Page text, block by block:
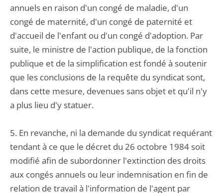
annuels en raison d'un congé de maladie, d'un
congé de maternité, d'un congé de paternité et
d'accueil de l'enfant ou d'un congé d'adoption. Par
suite, le ministre de l'action publique, de la fonction
publique et de la simplification est fondé à soutenir
que les conclusions de la requête du syndicat sont,
dans cette mesure, devenues sans objet et qu'il n'y
a plus lieu d'y statuer.
5. En revanche, ni la demande du syndicat requérant
tendant à ce que le décret du 26 octobre 1984 soit
modifié afin de subordonner l'extinction des droits
aux congés annuels ou leur indemnisation en fin de
relation de travail à l'information de l'agent par